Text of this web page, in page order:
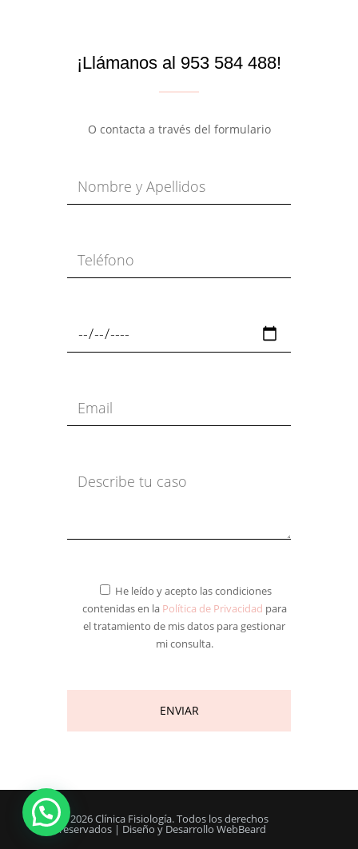
¡Llámanos al 953 584 488!
O contacta a través del formulario
He leído y acepto las condiciones
contenidas en la Política de Privacidad para
el tratamiento de mis datos para gestionar
mi consulta.
© 2026 Clínica Fisiología. Todos los derechos
reservados | Diseño y Desarrollo WebBeard